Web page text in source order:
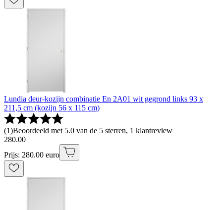
Lundia deur-kozijn combinatie En 2A01 wit gegrond links 93 x
211,5 cm (kozijn 56 x 115 cm)
(1)Beoordeeld met 5.0 van de 5 sterren, 1 klantreview
280.00
Prijs: 280.00 euro